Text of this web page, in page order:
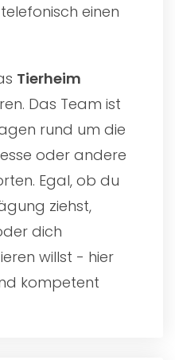
einen
Tierheim
Das Team ist
rund um die
oder andere
Egal, ob du
ziehst,
dich
willst - hier
kompetent